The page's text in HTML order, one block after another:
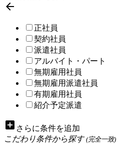

正社員
契約社員
派遣社員
アルバイト・パート
無期雇用社員
無期雇用派遣社員
有期雇用社員
紹介予定派遣
add_box さらに条件を追加
こだわり条件から探す(完全一致)